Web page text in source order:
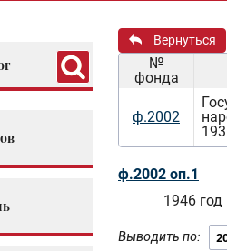
Вернуться
№
фонда
ф.2002
ф.2002 оп.1
1946 год
Выводить по: